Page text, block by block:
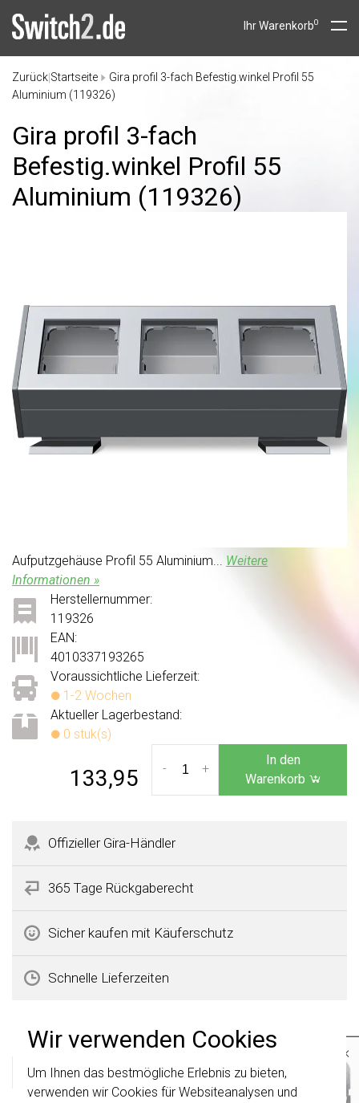
Wir verwenden Cookies
Um Ihnen das bestmögliche Erlebnis zu bieten,
verwenden wir Cookies für Websiteanalysen und
Ihr Warenkorb0
Zurück Startseite
Gira profil 3-fach Befestig.winkel Profil 55
Aluminium (119326)
Gira profil 3-fach
Befestig.winkel Profil 55
Aluminium (119326)
Aufputzgehäuse Profil 55 Aluminium... Weitere
Informationen »
Voraussichtliche Lieferzeit:
1-2 Wochen
Aktueller Lagerbestand:
0 stuk(s)
Herstellernummer:
119326
EAN:
4010337193265
133,95 +
-
In den
Warenkorb
Offizieller Gira-Händler
365 Tage Rückgaberecht
Sicher kaufen mit Käuferschutz
Schnelle Lieferzeiten
Produktbeschreibung
Gira 119326 Datenblatt
×
Wichtig: Gira Schalter und
Schalterwippen wurden erneuert. Sie sind